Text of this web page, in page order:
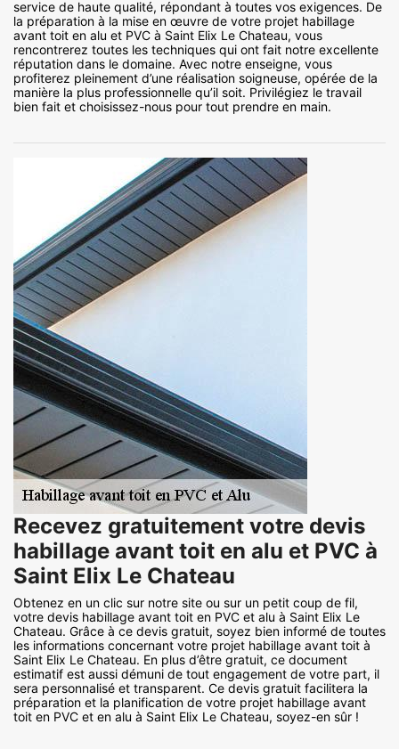
service de haute qualité, répondant à toutes vos exigences. De
la préparation à la mise en œuvre de votre projet habillage
avant toit en alu et PVC à Saint Elix Le Chateau, vous
rencontrerez toutes les techniques qui ont fait notre excellente
réputation dans le domaine. Avec notre enseigne, vous
profiterez pleinement d’une réalisation soigneuse, opérée de la
manière la plus professionnelle qu’il soit. Privilégiez le travail
bien fait et choisissez-nous pour tout prendre en main.
Recevez gratuitement votre devis
habillage avant toit en alu et PVC à
Saint Elix Le Chateau
Obtenez en un clic sur notre site ou sur un petit coup de fil,
votre devis habillage avant toit en PVC et alu à Saint Elix Le
Chateau. Grâce à ce devis gratuit, soyez bien informé de toutes
les informations concernant votre projet habillage avant toit à
Saint Elix Le Chateau. En plus d’être gratuit, ce document
estimatif est aussi démuni de tout engagement de votre part, il
sera personnalisé et transparent. Ce devis gratuit facilitera la
préparation et la planification de votre projet habillage avant
toit en PVC et en alu à Saint Elix Le Chateau, soyez-en sûr !